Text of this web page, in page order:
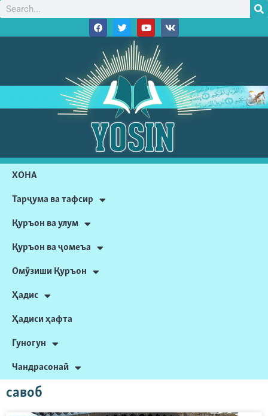
ХОНА
Тарҷума ва тафсир
Қуръон ва улум
Қуръон ва ҷомеъа
Омӯзиши Қуръон
Ҳадис
Ҳадиси ҳафта
Гуногун
Чандрасонаӣ
савоб